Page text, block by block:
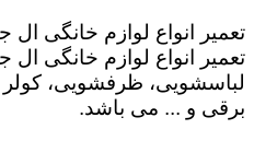
تعمیر انواع لوازم خانگی
تعمیر انواع لوازم خانگی
لباسشویی، ظرفشویی، کولر
برقی و ... می باشد.